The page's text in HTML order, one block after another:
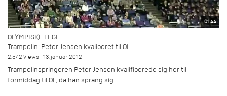
01:44
OLYMPISKE LEGE
Trampolin: Peter Jensen kvaliceret til OL
2.542 views 13. januar 2012
Trampolinspringeren Peter Jensen kvalificerede sig her til
formiddag til OL, da han sprang sig...